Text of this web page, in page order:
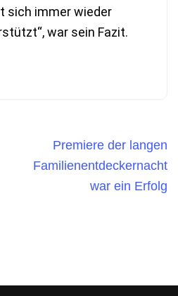
sich immer wieder
war sein Fazit.
Premiere der langen
Familienentdeckernacht
war ein Erfolg